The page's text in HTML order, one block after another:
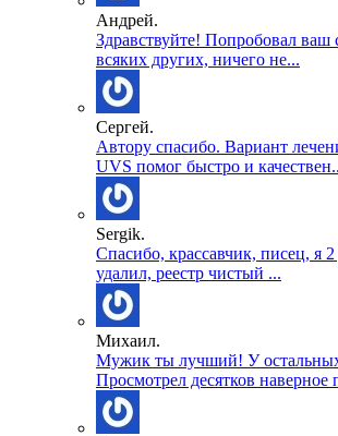
Андрей.
Здравствуйте! Попробовал ваш
всяких других, ничего не...
Сергей.
Автору спасибо. Вариант
UVS помог быстро и
Sergik.
Спасибо, крассавчик, писец, я
удалил, реестр чистый ...
Михаил.
Мужик ты лучший! У остальных
Просмотрел десятков наверное